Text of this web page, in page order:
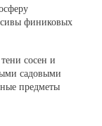
финиковых
сосен и
садовыми
предметы